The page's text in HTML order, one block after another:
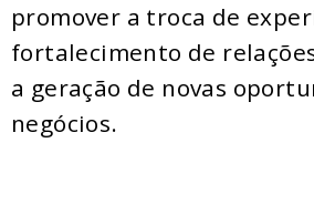
promover a troca de
fortalecimento de
a geração de novas
negócios.